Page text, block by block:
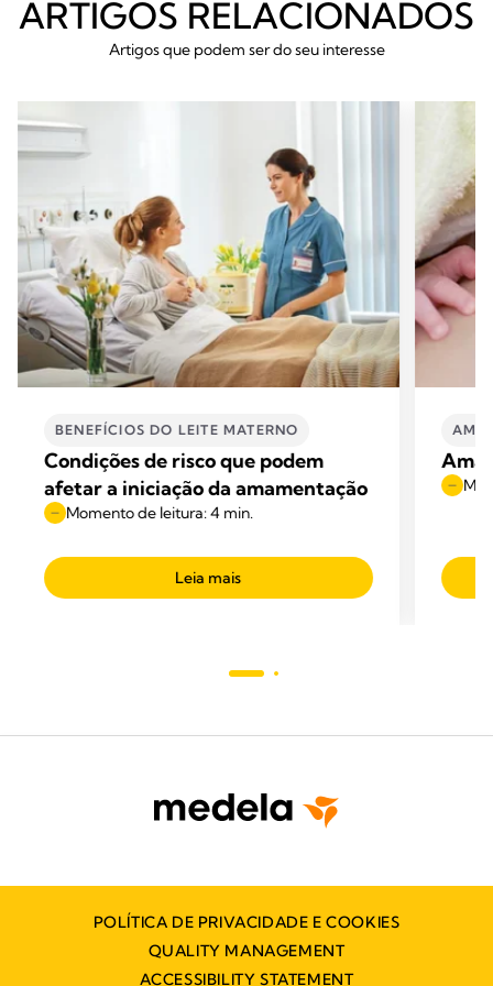
ARTIGOS RELACIONADOS
Artigos que podem ser do seu interesse
BENEFÍCIOS DO LEITE MATERNO
Condições de risco que podem
afetar a iniciação da amamentação
Momento de leitura: 4 min.
Leia mais
POLÍTICA DE PRIVACIDADE E COOKIES
QUALITY MANAGEMENT
ACCESSIBILITY STATEMENT